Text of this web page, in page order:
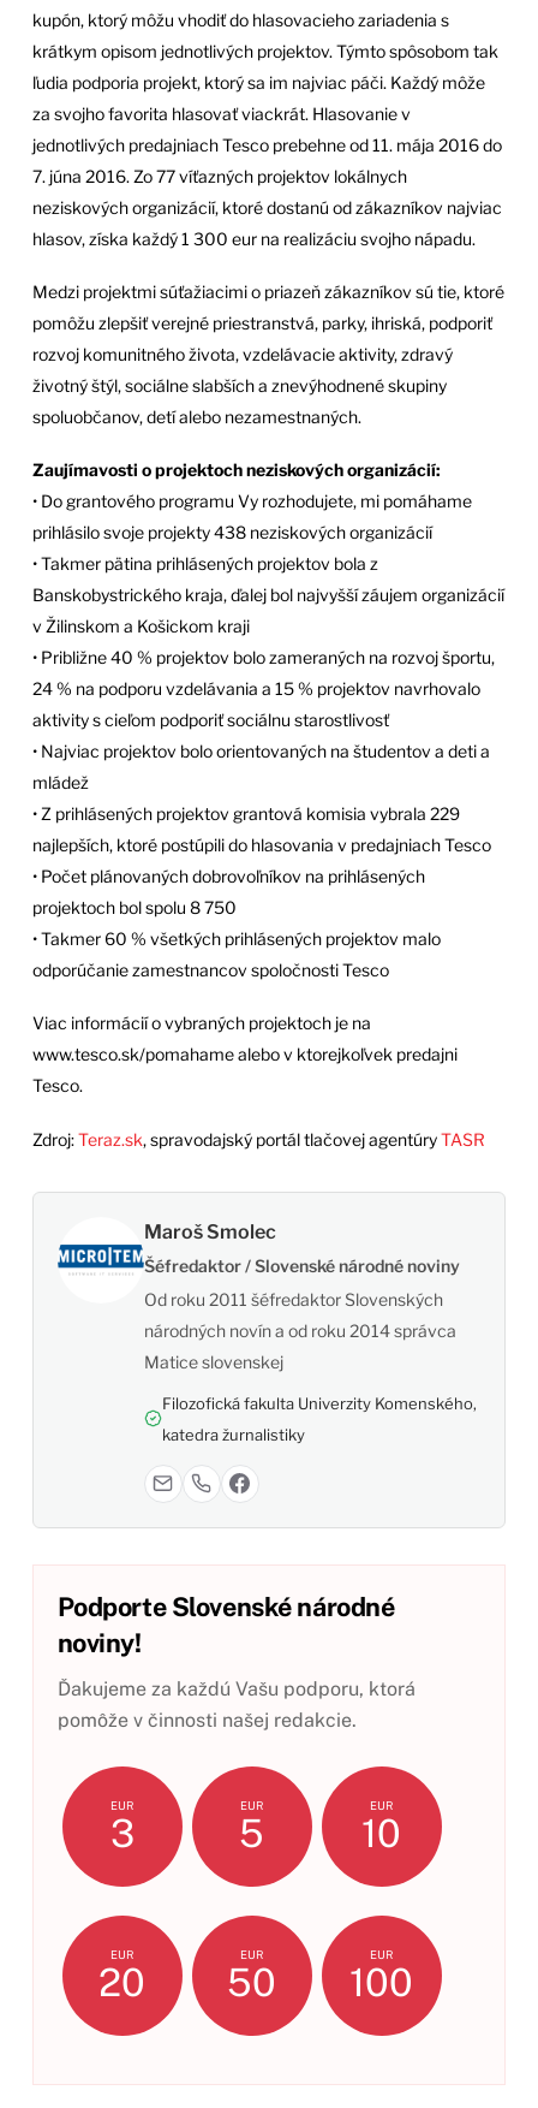
kupón, ktorý môžu vhodiť do hlasovacieho zariadenia s
krátkym opisom jednotlivých projektov. Týmto spôsobom tak
ľudia podporia projekt, ktorý sa im najviac páči. Každý môže
za svojho favorita hlasovať viackrát. Hlasovanie v
jednotlivých predajniach Tesco prebehne od 11. mája 2016 do
7. júna 2016. Zo 77 víťazných projektov lokálnych
neziskových organizácií, ktoré dostanú od zákazníkov najviac
hlasov, získa každý 1 300 eur na realizáciu svojho nápadu.
Medzi projektmi súťažiacimi o priazeň zákazníkov sú tie, ktoré
pomôžu zlepšiť verejné priestranstvá, parky, ihriská, podporiť
rozvoj komunitného života, vzdelávacie aktivity, zdravý
životný štýl, sociálne slabších a znevýhodnené skupiny
spoluobčanov, detí alebo nezamestnaných.
Zaujímavosti o projektoch neziskových organizácií:
• Do grantového programu Vy rozhodujete, mi pomáhame
prihlásilo svoje projekty 438 neziskových organizácií
• Takmer pätina prihlásených projektov bola z
Banskobystrického kraja, ďalej bol najvyšší záujem organizácií
v Žilinskom a Košickom kraji
• Približne 40 % projektov bolo zameraných na rozvoj športu,
24 % na podporu vzdelávania a 15 % projektov navrhovalo
aktivity s cieľom podporiť sociálnu starostlivosť
• Najviac projektov bolo orientovaných na študentov a deti a
mládež
• Z prihlásených projektov grantová komisia vybrala 229
najlepších, ktoré postúpili do hlasovania v predajniach Tesco
• Počet plánovaných dobrovoľníkov na prihlásených
projektoch bol spolu 8 750
• Takmer 60 % všetkých prihlásených projektov malo
odporúčanie zamestnancov spoločnosti Tesco
Viac informácií o vybraných projektoch je na
www.tesco.sk/pomahame alebo v ktorejkoľvek predajni
Tesco.
Zdroj:Teraz.sk, spravodajský portál tlačovej agentúryTASR
Maroš Smolec
Šéfredaktor / Slovenské národné noviny
Od roku 2011 šéfredaktor Slovenských
národných novín a od roku 2014 správca
Matice slovenskej
Filozofická fakulta Univerzity Komenského,
katedra žurnalistiky
Podporte Slovenské národné
noviny!
Ďakujeme za každú Vašu podporu, ktorá
pomôže v činnosti našej redakcie.
EUR
3
EUR
5
EUR
10
EUR
20
EUR
50
EUR
100